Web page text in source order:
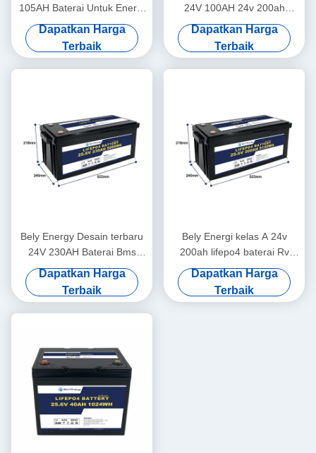
105AH Baterai Untuk Energi
Penyimpanan Sistem
Tenaga Surya Laut
Dapatkan Harga
Terbaik
24V 100AH 24v 200ah
lifepo4 Baterai untuk sumber
Dapatkan Harga
Terbaik
Bely Energy Desain terbaru
24V 230AH Baterai Bms
Untuk Scooter Yacht Medis
Dapatkan Harga
Terbaik
Bely Energi kelas A 24v
200ah lifepo4 baterai Rv
Solar Lifepo4 Baterai Laut
Deep Cycle
Dapatkan Harga
Terbaik